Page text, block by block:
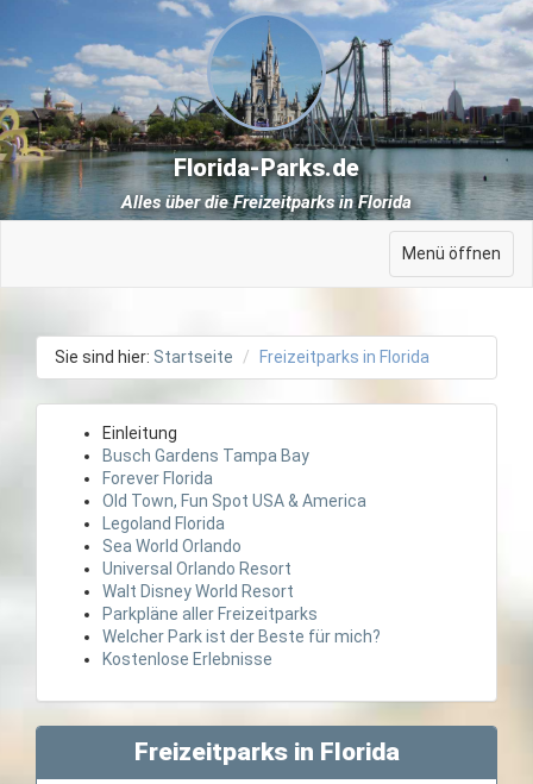
Florida-Parks.de
Alles über die Freizeitparks in Florida
Menü öffnen
Sie sind hier: Startseite Freizeitparks in Florida
Einleitung
Busch Gardens Tampa Bay
Forever Florida
Old Town, Fun Spot USA & America
Legoland Florida
Sea World Orlando
Universal Orlando Resort
Walt Disney World Resort
Parkpläne aller Freizeitparks
Welcher Park ist der Beste für mich?
Kostenlose Erlebnisse
Freizeitparks in Florida